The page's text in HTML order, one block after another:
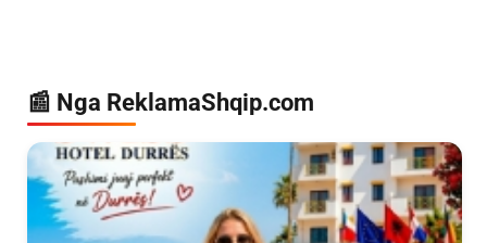
📰 Nga ReklamaShqip.com